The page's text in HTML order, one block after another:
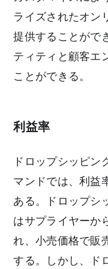
ライズされたオン
提供することがで
ティティと顧客エ
ことができる。
利益率
ドロップシッピン
マンドでは、利益
ある。ドロップシ
はサプライヤーか
れ、小売価格で販
する。しかし、ド